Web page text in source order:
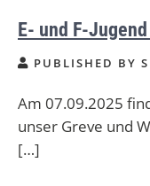
E- und F-
PUBLISHED BY
Am 07.09.2025
unser Greve und
[…]